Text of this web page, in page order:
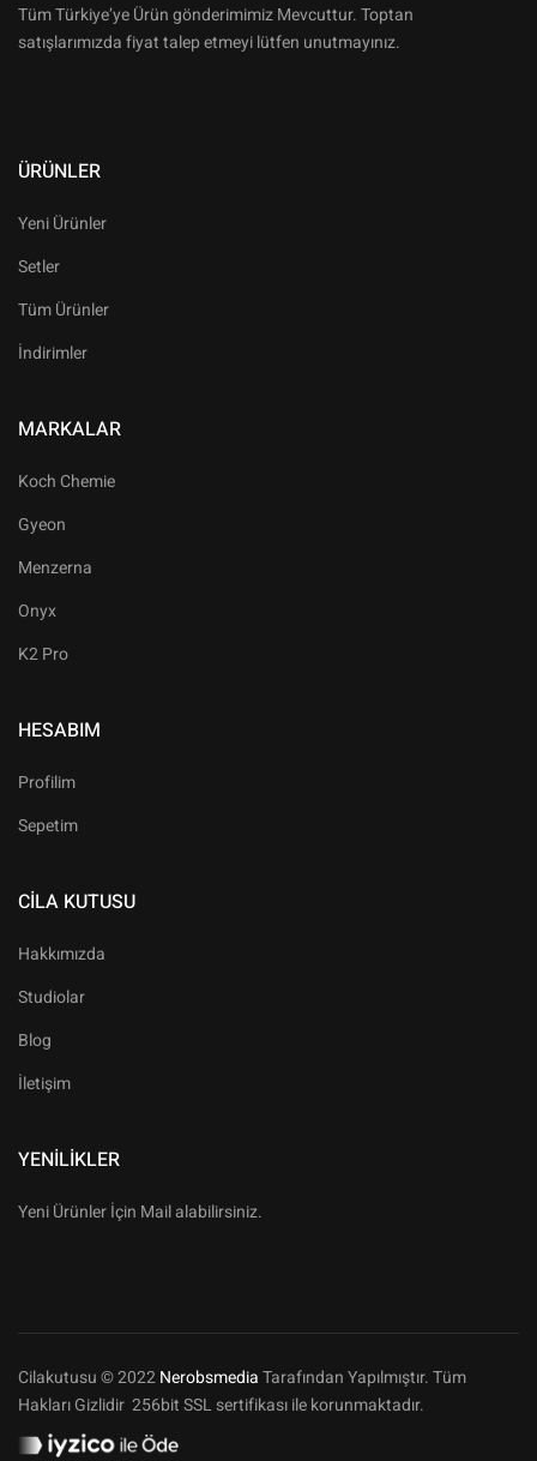
Tüm Türkiye’ye Ürün gönderimimiz Mevcuttur. Toptan
satışlarımızda fiyat talep etmeyi lütfen unutmayınız.
ÜRÜNLER
Yeni Ürünler
Setler
Tüm Ürünler
İndirimler
MARKALAR
Koch Chemie
Gyeon
Menzerna
Onyx
K2 Pro
HESABIM
Profilim
Sepetim
CILA KUTUSU
Hakkımızda
Studiolar
Blog
İletişim
YENILIKLER
Yeni Ürünler İçin Mail alabilirsiniz.
Cilakutusu © 2022NerobsmediaTarafından Yapılmıştır. Tüm
Hakları Gizlidir 256bit SSL sertifikası ile korunmaktadır.